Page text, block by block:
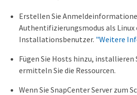
Erstellen Sie
Authentifizierungsmodus als Linux
Installationsbenutzer. "Weitere
Fügen Sie Hosts hinzu, installieren
ermitteln Sie die Ressourcen.
Wenn Sie SnapCenter Server zum